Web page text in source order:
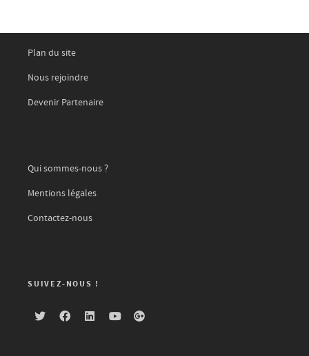
Plan du site
Nous rejoindre
Devenir Partenaire
Qui sommes-nous ?
Mentions légales
Contactez-nous
SUIVEZ-NOUS !